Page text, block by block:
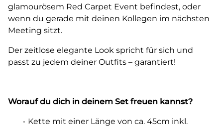
glamourösem Red Carpet Event befindest, oder
wenn du gerade mit deinen Kollegen im nächsten
Meeting sitzt.
Der zeitlose elegante Look spricht für sich und
passt zu jedem deiner Outfits – garantiert!
Worauf du dich in deinem Set freuen kannst?
Kette mit einer Länge von ca. 45cm inkl.